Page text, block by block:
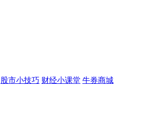
股市小技巧 财经小课堂 牛券商城